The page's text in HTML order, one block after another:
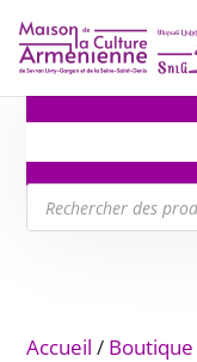
Recherche
de
produits
Accueil / Boutique